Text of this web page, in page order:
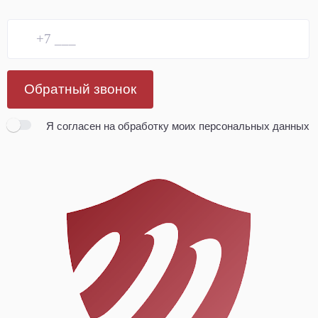
Обратный звонок
Я согласен на обработку моих персональных данных